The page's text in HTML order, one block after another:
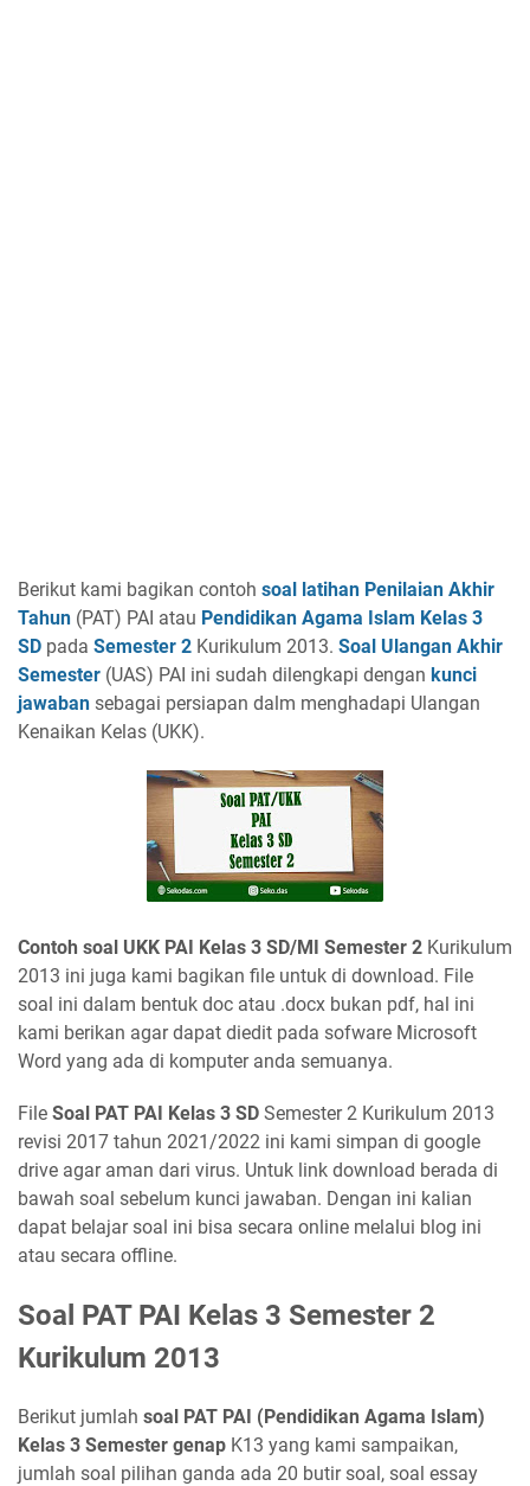
Berikut kami bagikan contoh soal latihan Penilaian Akhir
Tahun (PAT) PAI atau Pendidikan Agama Islam Kelas 3
SD pada Semester 2 Kurikulum 2013. Soal Ulangan Akhir
Semester (UAS) PAI ini sudah dilengkapi dengan kunci
jawaban sebagai persiapan dalm menghadapi Ulangan
Kenaikan Kelas (UKK).
Contoh soal UKK PAI Kelas 3 SD/MI Semester 2 Kurikulum
2013 ini juga kami bagikan file untuk di download. File
soal ini dalam bentuk doc atau .docx bukan pdf, hal ini
kami berikan agar dapat diedit pada sofware Microsoft
Word yang ada di komputer anda semuanya.
File Soal PAT PAI Kelas 3 SD Semester 2 Kurikulum 2013
revisi 2017 tahun 2021/2022 ini kami simpan di google
drive agar aman dari virus. Untuk link download berada di
bawah soal sebelum kunci jawaban. Dengan ini kalian
dapat belajar soal ini bisa secara online melalui blog ini
atau secara offline.
Soal PAT PAI Kelas 3 Semester 2
Kurikulum 2013
Berikut jumlah soal PAT PAI (Pendidikan Agama Islam)
Kelas 3 Semester genap K13 yang kami sampaikan,
jumlah soal pilihan ganda ada 20 butir soal, soal essay